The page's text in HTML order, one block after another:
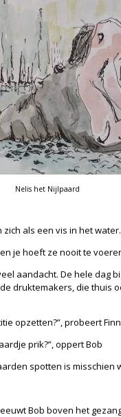
Nelis het Nijlpaard
als een vis in het water.
je hoeft ze nooit te
aandacht. De hele dag
druktemakers, die thuis
opzetten?”, probeert
prik?”, oppert Bob
spotten is misschien
Bob boven het